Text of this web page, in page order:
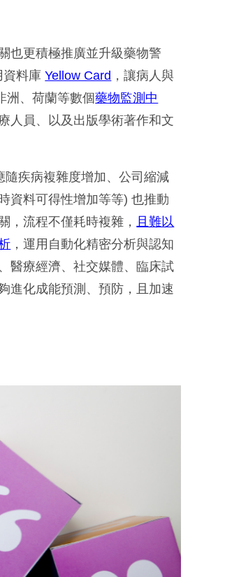
也更積極推廣並升級藥物警
資料庫Yellow Card ，讓病人與
洲、荷蘭等數個藥物監測中
人員、以及出版學術著作和文
疾病複雜度增加、公司縮減
資料可得性增加等等) 也推動
，流程不僅耗時複雜，
且難以
，運用自動化精密分析與認知
醫療經濟、社交媒體、臨床試
進化成能預測、預防，且加速